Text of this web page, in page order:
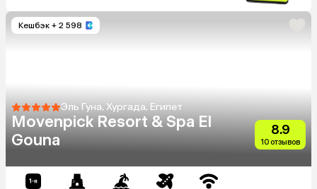
Кешбэк + 2 598
Эль Гуна, Хургада, Египет
Movenpick Resort & Spa El
Gouna
8.9
10 отзывов